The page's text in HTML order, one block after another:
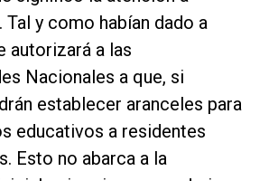
Tal y como habían dado a
autorizará a las
Nacionales a que, si
establecer aranceles para
educativos a residentes
Esto no abarca a la